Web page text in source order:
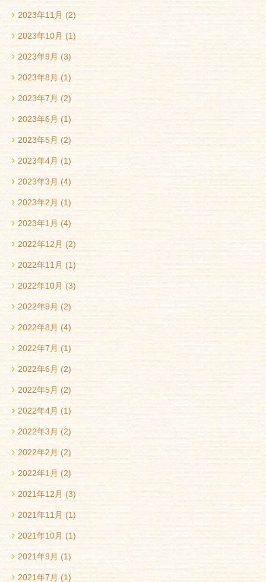
2023年11月 (2)
2023年10月 (1)
2023年9月 (3)
2023年8月 (1)
2023年7月 (2)
2023年6月 (1)
2023年5月 (2)
2023年4月 (1)
2023年3月 (4)
2023年2月 (1)
2023年1月 (4)
2022年12月 (2)
2022年11月 (1)
2022年10月 (3)
2022年9月 (2)
2022年8月 (4)
2022年7月 (1)
2022年6月 (2)
2022年5月 (2)
2022年4月 (1)
2022年3月 (2)
2022年2月 (2)
2022年1月 (2)
2021年12月 (3)
2021年11月 (1)
2021年10月 (1)
2021年9月 (1)
2021年7月 (1)